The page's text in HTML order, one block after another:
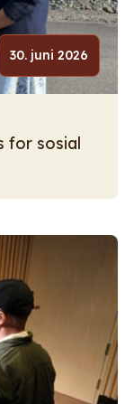
30. juni 2026
for sosial